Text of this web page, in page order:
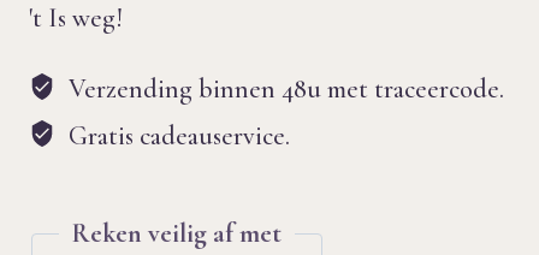
't Is weg!
Verzending binnen 48u met traceercode.
Gratis cadeauservice.
Reken veilig af met